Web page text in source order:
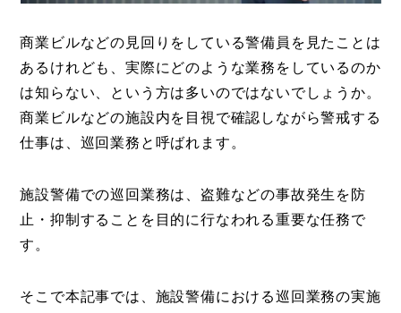
商業ビルなどの見回りをしている警備員を見たことは
あるけれども、実際にどのような業務をしているのか
は知らない、という方は多いのではないでしょうか。
商業ビルなどの施設内を目視で確認しながら警戒する
仕事は、巡回業務と呼ばれます。
施設警備での巡回業務は、盗難などの事故発生を防
止・抑制することを目的に行なわれる重要な任務で
す。
そこで本記事では、施設警備における巡回業務の実施